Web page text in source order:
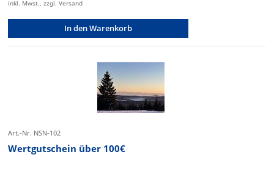
inkl. Mwst., zzgl. Versand
In den Warenkorb
Art.-Nr. NSN-102
Wertgutschein über 100€